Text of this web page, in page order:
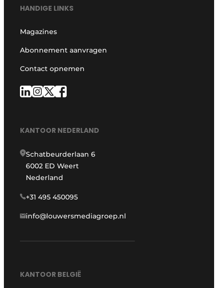
HANDIGE LINKS
Magazines
Abonnement aanvragen
Contact opnemen
KANTOOR NEDERLAND
Schatbeurderlaan 6
6002 ED Weert
Nederland
+31 495 450095
info@louwersmediagroep.nl
KANTOOR BELGIË